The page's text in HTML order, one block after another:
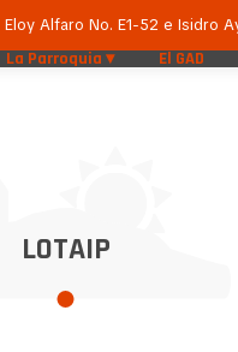
Eloy Alfaro No. E1-52 e Isidro
La Parroquia El GAD
LOTAIP